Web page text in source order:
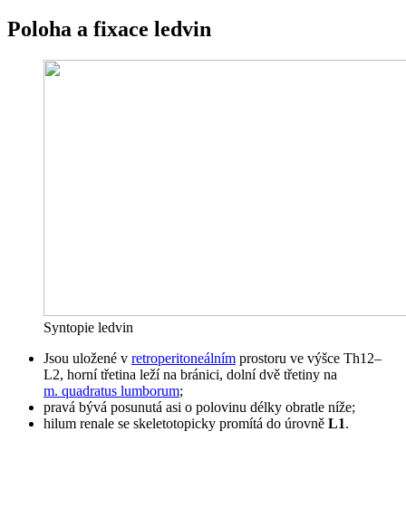
Poloha a fixace ledvin
Syntopie ledvin
Jsou uložené v retroperitoneálním prostoru ve výšce Th12–
L2, horní třetina leží na bránici, dolní dvě třetiny na
m. quadratus lumborum;
pravá bývá posunutá asi o polovinu délky obratle níže;
hilum renale se skeletotopicky promítá do úrovně L1.